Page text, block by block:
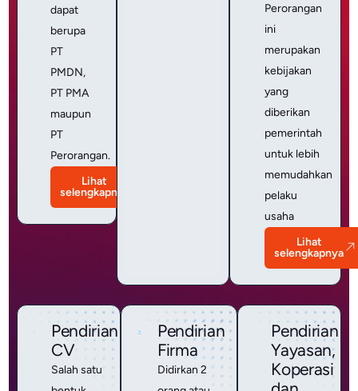
dapat
berupa
PT
PMDN,
PT PMA
maupun
PT
Perorangan.
Lihat
selengkapnya
Perorangan
ini
merupakan
kebijakan
yang
diberikan
pemerintah
untuk lebih
memudahkan
pelaku
usaha
Lihat
selengkapnya
Pendirian
CV
Salah satu
Pendirian
Firma
Didirkan 2
Pendirian
Yayasan,
Koperasi